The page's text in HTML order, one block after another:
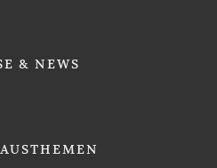
& NEWS